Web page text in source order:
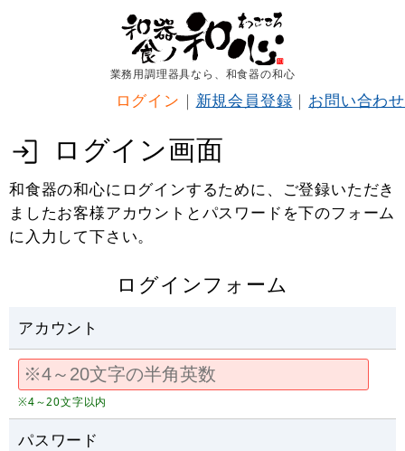
業務用調理器具なら、和食器の和心
ログイン ｜ 新規会員登録 ｜ お問い合わせ
ログイン画面
和食器の和心にログインするために、ご登録いただき
ましたお客様アカウントとパスワードを下のフォーム
に入力して下さい。
ログインフォーム
アカウント
※4～20文字以内
パスワード